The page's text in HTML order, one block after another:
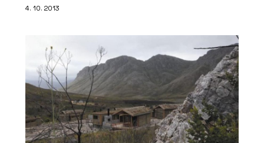
SLUŽBY
Výstava materiálů WISE HABIT -
ARCHITECT@WORK
4. 10. 2013